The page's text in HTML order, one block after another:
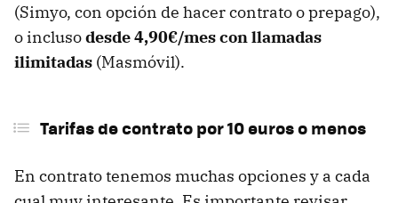
(Simyo, con opción de hacer contrato o prepago),
o inclusodesde 4,90€/mes con llamadas
ilimitadas (Masmóvil).
Tarifas de contrato por 10 euros o menos
En contrato tenemos muchas opciones y a cada